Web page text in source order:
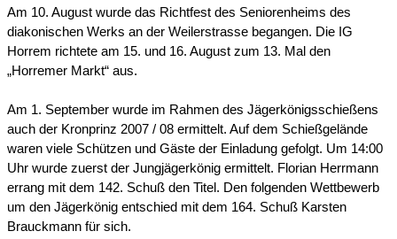
Am 10. August wurde das Richtfest des Seniorenheims des
diakonischen Werks an der Weilerstrasse begangen. Die IG
Horrem richtete am 15. und 16. August zum 13. Mal den
„Horremer Markt“ aus.
Am 1. September wurde im Rahmen des Jägerkönigsschießens
auch der Kronprinz 2007 / 08 ermittelt. Auf dem Schießgelände
waren viele Schützen und Gäste der Einladung gefolgt. Um 14:00
Uhr wurde zuerst der Jungjägerkönig ermittelt. Florian Herrmann
errang mit dem 142. Schuß den Titel. Den folgenden Wettbewerb
um den Jägerkönig entschied mit dem 164. Schuß Karsten
Brauckmann für sich.